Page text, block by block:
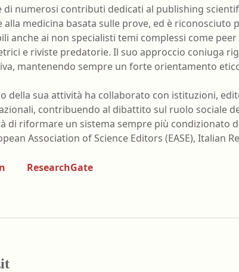
assistente di oftalmologia
o
nell'ambiente e nei
Tecnico della
psichiatrica
Tecnico di
di numerosi contributi dedicati al publishing
alla medicina basata sulle prove, ed è riconosciuto
anche ai non specialisti temi complessi come
e riviste predatorie. Il suo approccio coniuga
mantenendo sempre un forte orientamento
della sua attività ha collaborato con istituzioni,
contribuendo al dibattito sul ruolo sociale
di riformare un sistema sempre più condizionato
Association of Science Editors (EASE), Italian
ResearchGate